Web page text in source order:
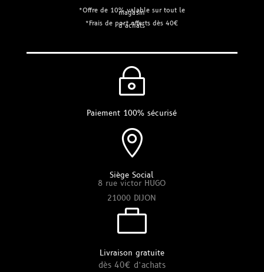
*Offre de 10% valable sur tout le
magasin
*Frais de port offerts dès 40€
d’achats
~
Paiement 100% sécurisé

Siège Social
8 rue victor HUGO
21000 DIJON

Livraison gratuite
dès 40€ d’achats